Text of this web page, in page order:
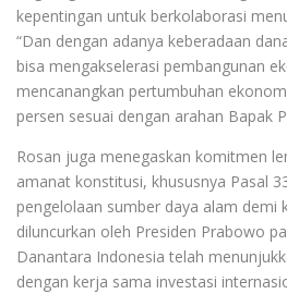
kepentingan untuk berkolaborasi
“Dan dengan adanya keberadaan
bisa mengakselerasi pembangunan
mencanangkan pertumbuhan
persen sesuai dengan arahan Bapak
Rosan juga menegaskan komitmen
amanat konstitusi, khususnya Pasal
pengelolaan sumber daya alam demi
diluncurkan oleh Presiden Prabowo
Danantara Indonesia telah
dengan kerja sama investasi